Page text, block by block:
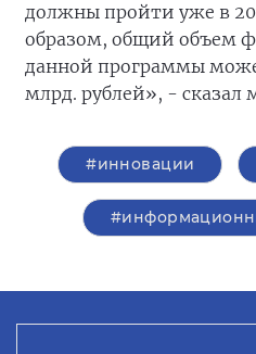
должны пройти уже в
образом, общий объем
данной программы
млрд. рублей», - сказал
#инновации